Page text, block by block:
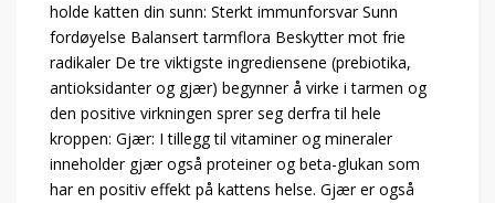
holde katten din sunn: Sterkt immunforsvar Sunn
fordøyelse Balansert tarmflora Beskytter mot frie
radikaler De tre viktigste ingrediensene (prebiotika,
antioksidanter og gjær) begynner å virke i tarmen og
den positive virkningen sprer seg derfra til hele
kroppen: Gjær: I tillegg til vitaminer og mineraler
inneholder gjær også proteiner og beta-glukan som
har en positiv effekt på kattens helse. Gjær er også